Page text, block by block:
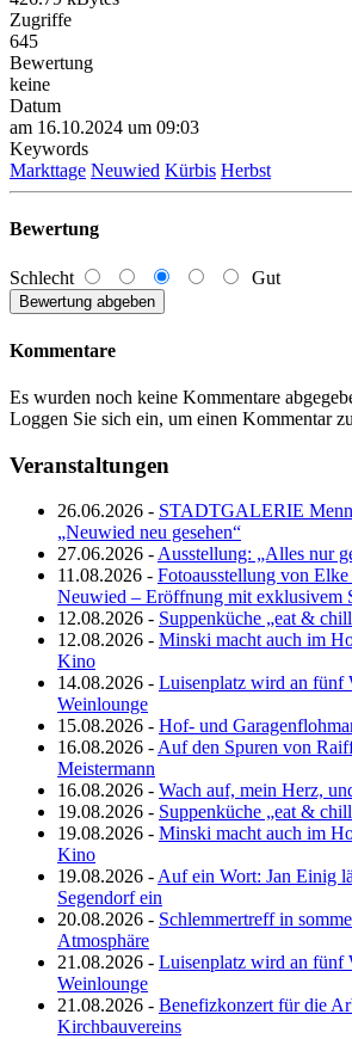
Zugriffe
645
Bewertung
keine
Datum
am 16.10.2024 um 09:03
Keywords
Markttage Neuwied Kürbis Herbst
Bewertung
Schlecht Gut
Kommentare
Es wurden noch keine Kommentare
Loggen Sie sich ein, um einen Kommentar
Veranstaltungen
26.06.2026 - STADTGALERIE
„Neuwied neu gesehen“
27.06.2026 - Ausstellung: „Alles nur
11.08.2026 - Fotoausstellung von
Neuwied – Eröffnung mit exklusivem
12.08.2026 - Suppenküche „eat &
12.08.2026 - Minski macht auch im
Kino
14.08.2026 - Luisenplatz wird an fünf
Weinlounge
15.08.2026 - Hof- und
16.08.2026 - Auf den Spuren von
Meistermann
16.08.2026 - Wach auf, mein Herz,
19.08.2026 - Suppenküche „eat &
19.08.2026 - Minski macht auch im
Kino
19.08.2026 - Auf ein Wort: Jan Einig
Segendorf ein
20.08.2026 - Schlemmertreff in
Atmosphäre
21.08.2026 - Luisenplatz wird an fünf
Weinlounge
21.08.2026 - Benefizkonzert für die
Kirchbauvereins